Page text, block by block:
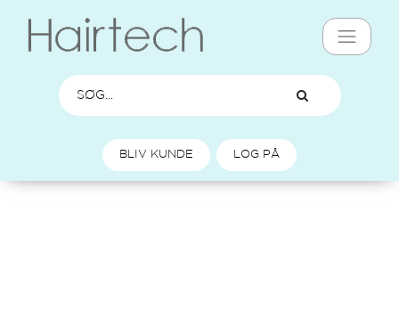
BLIV KUNDE LOG PÅ